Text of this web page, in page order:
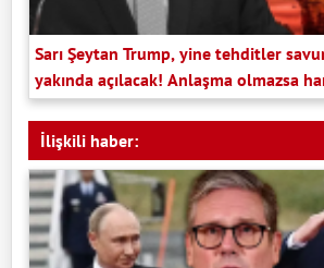
Sarı Şeytan Trump, yine tehditler
yakında açılacak! Anlaşma olmazsa
İlişkili haber: